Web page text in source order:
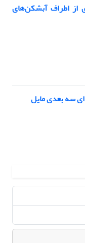
از اطراف آبشکن‌های
سه بعدی مایل